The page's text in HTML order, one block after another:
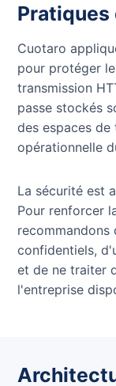
Cuotaro
pour protéger
transmission
passe stockés
des espaces
opérationnelle
La sécurité est
Pour renforcer
confidentiels,
et de ne traiter
l'entreprise